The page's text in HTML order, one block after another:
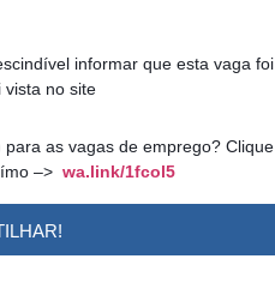
informar que esta vaga foi
vista no site
as vagas de emprego? Clique
–> wa.link/1fcol5